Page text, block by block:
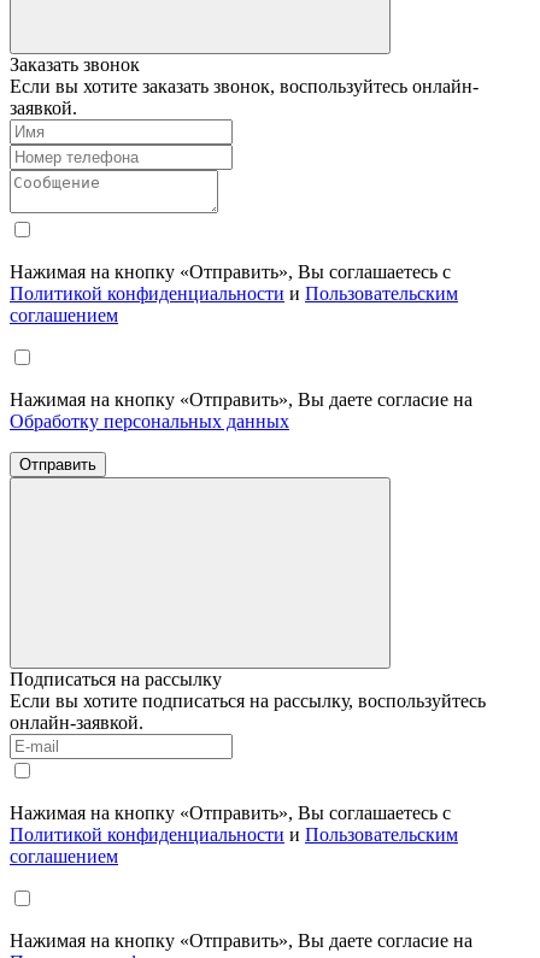
Заказать звонок
Если вы хотите заказать звонок, воспользуйтесь онлайн-
заявкой.
Нажимая на кнопку «Отправить», Вы соглашаетесь с
Политикой конфиденциальности и Пользовательским
соглашением
Нажимая на кнопку «Отправить», Вы даете согласие на
Обработку персональных данных
Отправить
Подписаться на рассылку
Если вы хотите подписаться на рассылку, воспользуйтесь
онлайн-заявкой.
Нажимая на кнопку «Отправить», Вы соглашаетесь с
Политикой конфиденциальности и Пользовательским
соглашением
Нажимая на кнопку «Отправить», Вы даете согласие на